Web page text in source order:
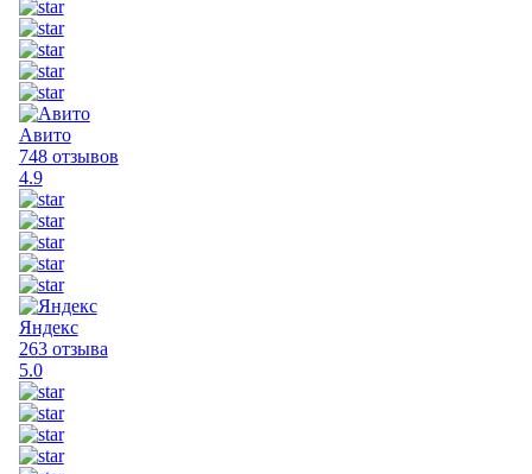
Авито
748 отзывов
4.9
Яндекс
263 отзыва
5.0